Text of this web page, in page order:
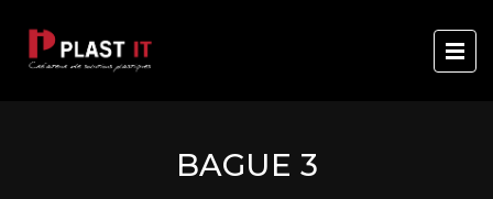
BAGUE 3